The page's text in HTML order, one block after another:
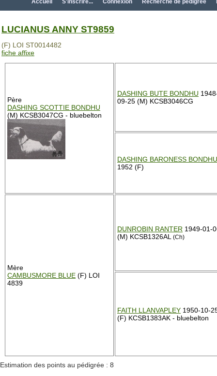
Accueil S'inscrire... Connexion Recherche de pédigrée
LUCIANUS ANNY ST9859
(F) LOI ST0014482
fiche affixe
Père
DASHING SCOTTIE BONDHU
(M) KCSB3047CG - bluebelton
DASHING BUTE BONDHU
09-25 (M) KCSB3046CG
DASHING BARONESS BONDHU
1952 (F)
Mère
CAMBUSMORE BLUE (F) LOI
4839
DUNROBIN RANTER 1949-01-
(M) KCSB1326AL
(Ch)
FAITH LLANVAPLEY 1950-10-
(F) KCSB1383AK - bluebelton
Estimation des points au pédigrée : 8